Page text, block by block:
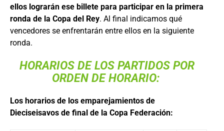
ellos lograrán ese billete para participar en la primera
ronda de la Copa del Rey. Al final indicamos qué
vencedores se enfrentarán entre ellos en la siguiente
ronda.
HORARIOS DE LOS PARTIDOS POR
ORDEN DE HORARIO:
Los horarios de los emparejamientos de
Dieciseisavos de final de la Copa Federación: